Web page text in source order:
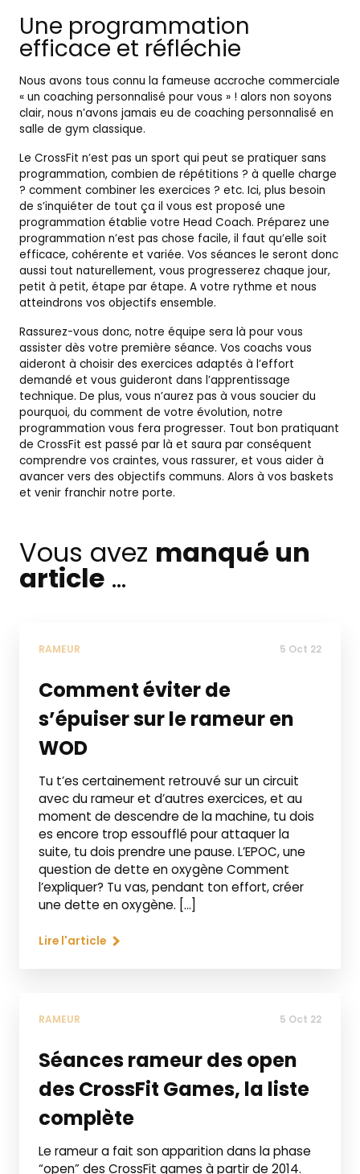
Une programmation
efficace et réfléchie
Nous avons tous connu la fameuse accroche commerciale
« un coaching personnalisé pour vous » ! alors non soyons
clair, nous n’avons jamais eu de coaching personnalisé en
salle de gym classique.
Le CrossFit n’est pas un sport qui peut se pratiquer sans
programmation, combien de répétitions ? à quelle charge
? comment combiner les exercices ? etc. Ici, plus besoin
de s’inquiéter de tout ça il vous est proposé une
programmation établie votre Head Coach. Préparez une
programmation n’est pas chose facile, il faut qu’elle soit
efficace, cohérente et variée. Vos séances le seront donc
aussi tout naturellement, vous progresserez chaque jour,
petit à petit, étape par étape. A votre rythme et nous
atteindrons vos objectifs ensemble.
Rassurez-vous donc, notre équipe sera là pour vous
assister dès votre première séance. Vos coachs vous
aideront à choisir des exercices adaptés à l’effort
demandé et vous guideront dans l’apprentissage
technique. De plus, vous n’aurez pas à vous soucier du
pourquoi, du comment de votre évolution, notre
programmation vous fera progresser. Tout bon pratiquant
de CrossFit est passé par là et saura par conséquent
comprendre vos craintes, vous rassurer, et vous aider à
avancer vers des objectifs communs. Alors à vos baskets
et venir franchir notre porte.
Vous avez manqué un
article ...
RAMEUR 5 Oct 22
Comment éviter de
s’épuiser sur le rameur en
WOD
Tu t’es certainement retrouvé sur un circuit
avec du rameur et d’autres exercices, et au
moment de descendre de la machine, tu dois
es encore trop essoufflé pour attaquer la
suite, tu dois prendre une pause. L’EPOC, une
question de dette en oxygène Comment
l’expliquer? Tu vas, pendant ton effort, créer
une dette en oxygène. […]
Lire l'article
RAMEUR 5 Oct 22
Séances rameur des open
des CrossFit Games, la liste
complète
Le rameur a fait son apparition dans la phase
“open” des CrossFit games à partir de 2014.